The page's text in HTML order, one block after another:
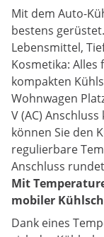
Mit dem Auto-
bestens
Lebensmittel,
Kosmetika:
kompakten
Wohnwagen
V (AC)
können Sie den
regulierbare
Anschluss
Mit
mobiler
Dank eines